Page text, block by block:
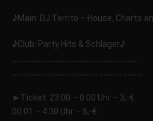
♪Main: DJ Territo – House, Charts
♪Club: Party Hits & Schlager♪
►Ticket: 23:00 – 0:00 Uhr – 3,-€
00:01 – 4:30 Uhr – 5,-€